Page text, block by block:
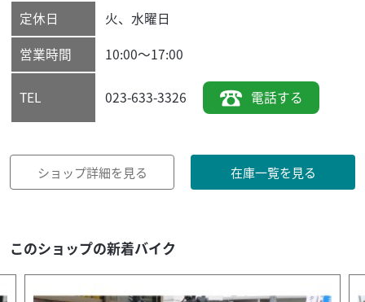
定休日
火、水曜日
営業時間
10:00〜17:00
TEL 023-633-3326 電話する
ショップ詳細を見る 在庫一覧を見る
このショップの新着バイク